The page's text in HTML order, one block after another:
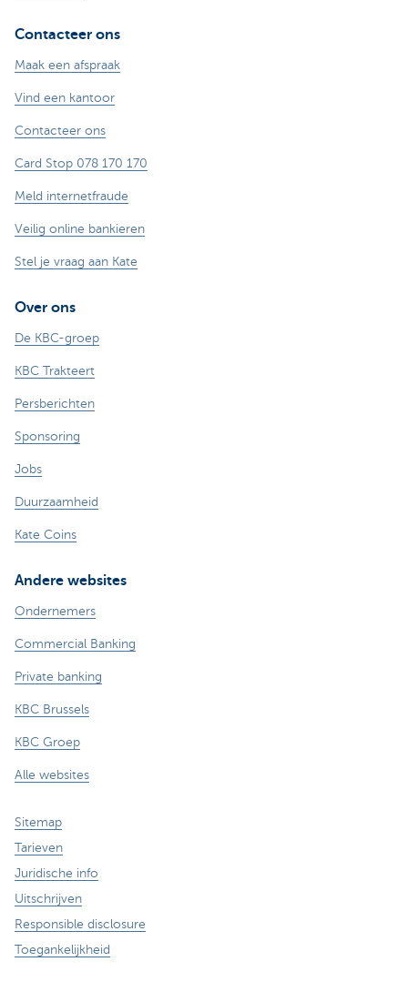
Contacteer ons
Maak een afspraak
Vind een kantoor
Contacteer ons
Card Stop 078 170 170
Meld internetfraude
Veilig online bankieren
Stel je vraag aan Kate
Over ons
De KBC-groep
KBC Trakteert
Persberichten
Sponsoring
Jobs
Duurzaamheid
Kate Coins
Andere websites
Ondernemers
Commercial Banking
Private banking
KBC Brussels
KBC Groep
Alle websites
Sitemap
Tarieven
Juridische info
Uitschrijven
Responsible disclosure
Toegankelijkheid